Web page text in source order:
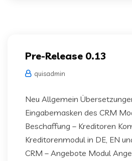
Pre-Release 0.13
quisadmin
Neu Allgemein
Eingabemasken des CRM
Beschaffung – Kreditoren
Kreditorenmodul in DE, EN
CRM – Angebote Modul